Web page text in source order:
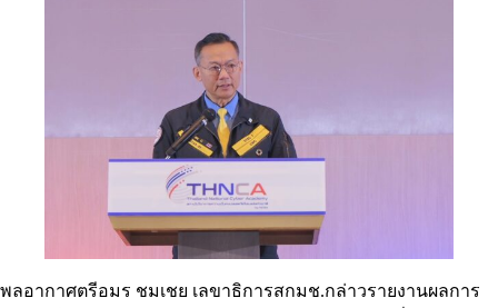
พลอากาศตรีอมร ชมเชย เลขาธิการสกมช.กล่าวรายงานผลการ